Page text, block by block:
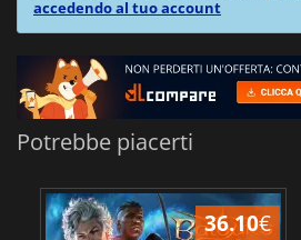
accedendo al tuo account
Potrebbe piacerti
36.10€